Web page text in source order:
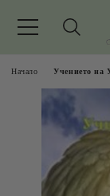
Начало Учението на